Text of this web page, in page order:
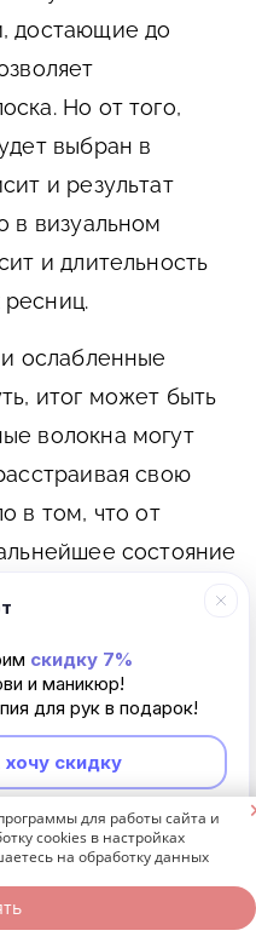
достающие до
Но от того,
выбран в
и результат
в визуальном
и длительность
ослабленные
итог может быть
волокна могут
свою
в том, что от
состояние
большое
к их истончению и
все
по длине и
ресниц, но и
их применения в
сделать
привести к
скидку 7%
и маникюр!
для рук в подарок!
скидку
для работы сайта и
cookies в настройках
на обработку данных